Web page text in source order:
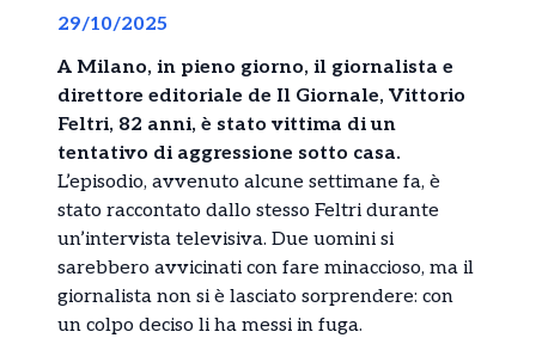
29/10/2025
A Milano, in pieno giorno, il giornalista e
direttore editoriale de Il Giornale, Vittorio
Feltri, 82 anni, è stato vittima di un
tentativo di aggressione sotto casa.
L’episodio, avvenuto alcune settimane fa, è
stato raccontato dallo stesso Feltri durante
un’intervista televisiva. Due uomini si
sarebbero avvicinati con fare minaccioso, ma il
giornalista non si è lasciato sorprendere: con
un colpo deciso li ha messi in fuga.